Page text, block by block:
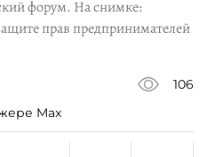
форум. На снимке:
прав предпринимателей
106
Max